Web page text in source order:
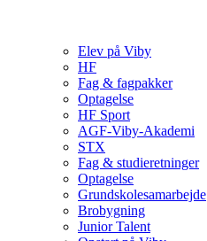
Elev på Viby
HF
Fag & fagpakker
Optagelse
HF Sport
AGF-Viby-Akademi
STX
Fag & studieretninger
Optagelse
Grundskolesamarbejde
Brobygning
Junior Talent